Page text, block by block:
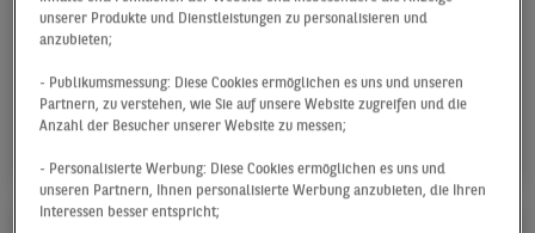
Nachvermietete Großflächen haben die
Marktdynamik auf dem Retail-
Vermietungsmarkt in der ersten Jahreshälfte
spürbar angekurbelt.
unserer Produkte und Dienstleistungen zu personalisieren und
anzubieten;
- Publikumsmessung: Diese Cookies ermöglichen es uns und unseren
Partnern, zu verstehen, wie Sie auf unsere Website zugreifen und die
Anzahl der Besucher unserer Website zu messen;
- Personalisierte Werbung: Diese Cookies ermöglichen es uns und
unseren Partnern, Ihnen personalisierte Werbung anzubieten, die Ihren
Interessen besser entspricht;